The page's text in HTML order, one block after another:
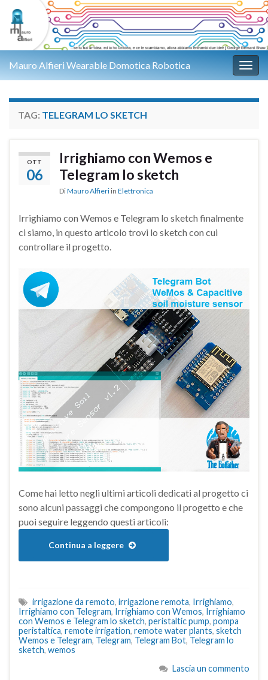
Mauro Alfieri Wearable Domotica Robotica
TAG: TELEGRAM LO SKETCH
OTT
06
Irrighiamo con Wemos e
Telegram lo sketch
DiMauro Alfieri in Elettronica
Irrighiamo con Wemos e Telegram lo sketch finalmente
ci siamo, in questo articolo trovi lo sketch con cui
controllare il progetto.
Come hai letto negli ultimi articoli dedicati al progetto ci
sono alcuni passaggi che compongono il progetto e che
puoi seguire leggendo questi articoli:
Continua a leggere
irrigazione da remoto, irrigazione remota, Irrighiamo,
Irrighiamo con Telegram, Irrighiamo con Wemos, Irrighiamo
con Wemos e Telegram lo sketch, peristaltic pump, pompa
peristaltica, remote irrigation, remote water plants, sketch
Wemos e Telegram, Telegram, Telegram Bot, Telegram lo
sketch, wemos
Lascia un commento